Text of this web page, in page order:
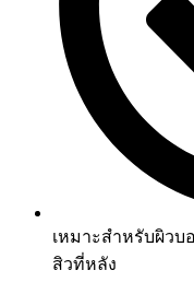
เหมาะสำหรับผิว
สิวที่หลัง